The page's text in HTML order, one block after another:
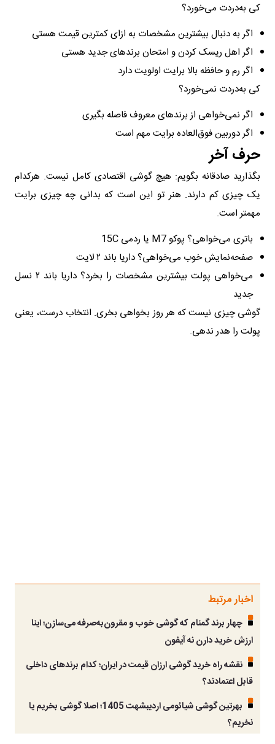
کی به‌دردت می‌خورد؟
اگر به دنبال بیشترین مشخصات به ازای کمترین قیمت هستی
اگر اهل ریسک کردن و امتحان برندهای جدید هستی
اگر رم و حافظه بالا برایت اولویت دارد
کی به‌دردت نمی‌خورد؟
اگر نمی‌خواهی از برندهای معروف فاصله بگیری
اگر دوربین فوق‌العاده برایت مهم است
حرف آخر
بگذارید صادقانه بگویم: هیچ گوشی اقتصادی کامل نیست. هرکدام
یک چیزی کم دارند. هنر تو این است که بدانی چه چیزی برایت
مهمتر است.
باتری می‌خواهی؟ پوکو M7 یا ردمی 15C
صفحه‌نمایش خوب می‌خواهی؟ داریا باند ۲ لایت
می‌خواهی پولت بیشترین مشخصات را بخرد؟ داریا باند ۲ نسل
جدید
گوشی چیزی نیست که هر روز بخواهی بخری. انتخاب درست، یعنی
پولت را هدر ندهی.
اخبار مرتبط
چهار برند گمنام که گوشی‌ خوب و مقرون‌به‌صرفه می‌سازن؛ اینا
ارزش خرید دارن نه آیفون
نقشه راه خرید گوشی ارزان قیمت در ایران؛ کدام برندهای داخلی
قابل اعتمادند؟
بهرتین گوشی شیائومی اردیبشهت 1405؛ اصلا گوشی بخریم یا
نخریم؟